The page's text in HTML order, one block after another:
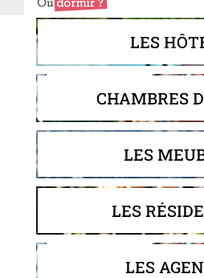
LES
CHAMBRES
LES
LES
LES